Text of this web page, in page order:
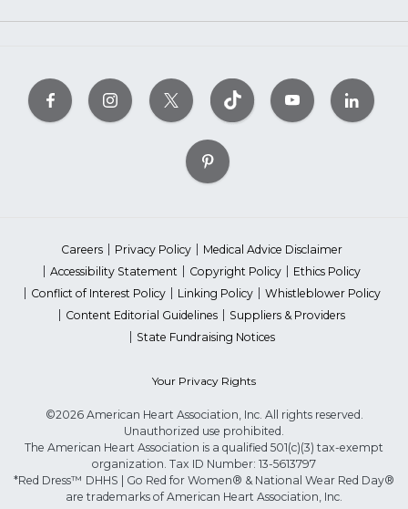
Careers Privacy Policy
Medical Advice Disclaimer
Accessibility Statement
Copyright Policy
Ethics Policy
Conflict of Interest Policy
Linking Policy
Whistleblower Policy
Content Editorial Guidelines
Suppliers & Providers
State Fundraising Notices
Your Privacy Rights
©2026 American Heart Association, Inc. All rights reserved.
Unauthorized use prohibited.
The American Heart Association is a qualified 501(c)(3) tax-exempt
organization. Tax ID Number: 13-5613797
*Red Dress™ DHHS | Go Red for Women® & National Wear Red Day®
are trademarks of American Heart Association, Inc.